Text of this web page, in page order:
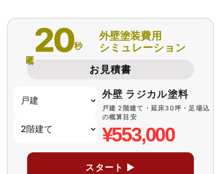
20秒
外壁塗装費用
シミュレーション
お見積書
外壁 ラジカル塗料
戸建 2階建て・延床30坪・足場込
の概算目安
¥553,000
スタート ▶